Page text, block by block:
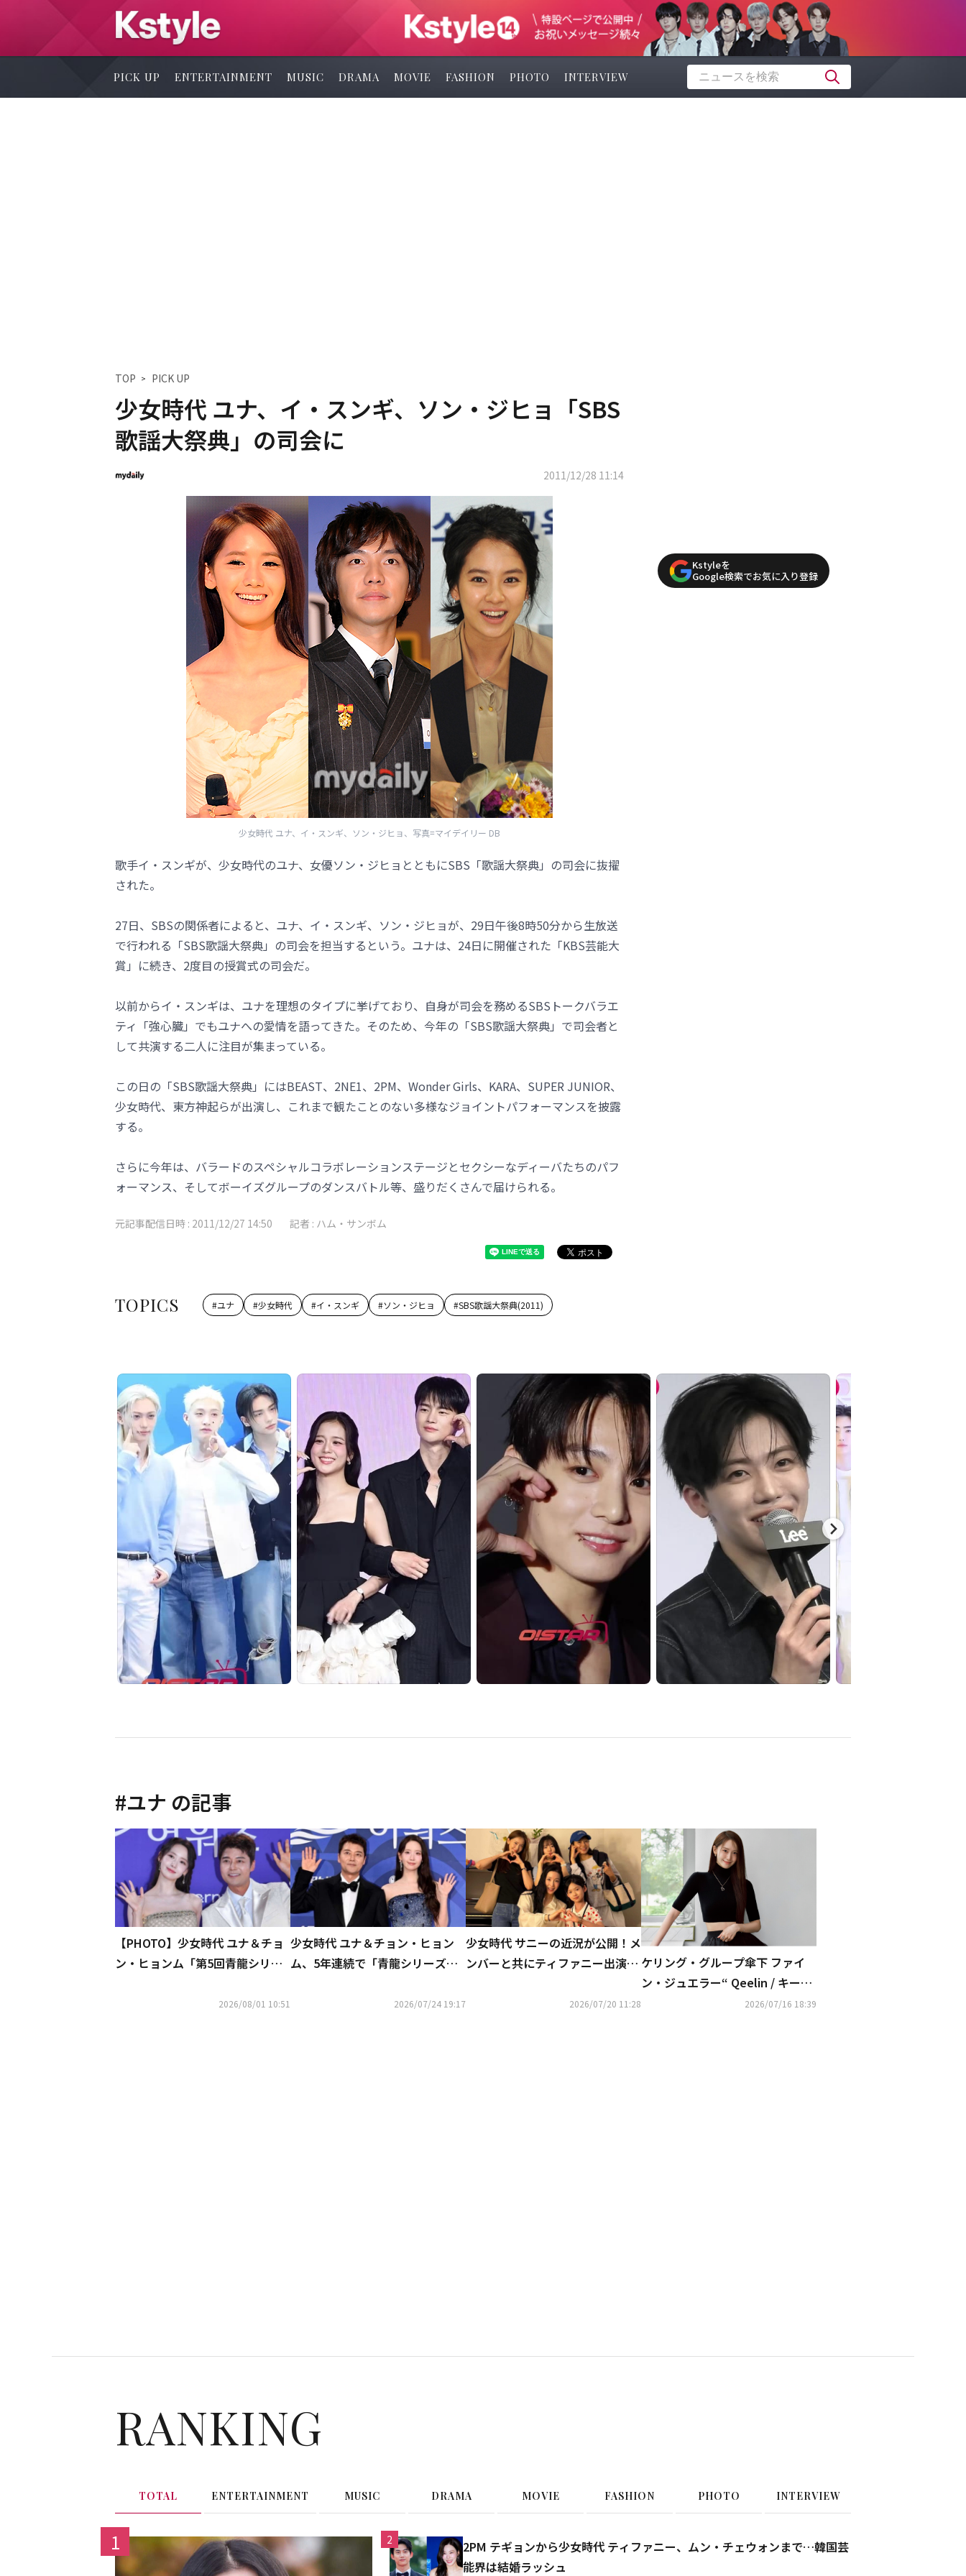
PICK UP ENTERTAINMENT MUSIC DRAMA MOVIE FASHION PHOTO INTERVIEW
TOP PICK UP
少女時代 ユナ、イ・スンギ、ソン・ジヒョ「SBS
歌謡大祭典」の司会に
2011/12/28 11:14
少女時代 ユナ、イ・スンギ、ソン・ジヒョ、写真=マイデイリー DB
歌手イ・スンギが、少女時代のユナ、女優ソン・ジヒョとともにSBS「歌謡大祭典」の司会に抜擢
された。
27日、SBSの関係者によると、ユナ、イ・スンギ、ソン・ジヒョが、29日午後8時50分から生放送
で行われる「SBS歌謡大祭典」の司会を担当するという。ユナは、24日に開催された「KBS芸能大
賞」に続き、2度目の授賞式の司会だ。
以前からイ・スンギは、ユナを理想のタイプに挙げており、自身が司会を務めるSBSトークバラエ
ティ「強心臓」でもユナへの愛情を語ってきた。そのため、今年の「SBS歌謡大祭典」で司会者と
して共演する二人に注目が集まっている。
この日の「SBS歌謡大祭典」にはBEAST、2NE1、2PM、Wonder Girls、KARA、SUPER JUNIOR、
少女時代、東方神起らが出演し、これまで観たことのない多様なジョイントパフォーマンスを披露
する。
さらに今年は、バラードのスペシャルコラボレーションステージとセクシーなディーバたちのパフ
ォーマンス、そしてボーイズグループのダンスバトル等、盛りだくさんで届けられる。
元記事配信日時 : 2011/12/27 14:50 記者 : ハム・サンボム
TOPICS #ユナ #少女時代 #イ・スンギ #ソン・ジヒョ #SBS歌謡大祭典(2011)
Kstyleを
Google検索でお気に入り登録
#ユナ の記事
【PHOTO】少女時代 ユナ＆チョ
ン・ヒョンム「第5回青龍シリー
2026/08/01 10:51
少女時代 ユナ＆チョン・ヒョン
ム、5年連続で「青龍シリーズア
2026/07/24 19:17
少女時代 サニーの近況が公開！メ
ンバーと共にティファニー出演の
2026/07/20 11:28
ケリング・グループ傘下 ファイ
ン・ジュエラー“ Qeelin / キーリ
ン ” グローバル ブランド アンバ
2026/07/16 18:39
RANKING
TOTAL ENTERTAINMENT MUSIC DRAMA MOVIE FASHION PHOTO INTERVIEW
1 2
2PM テギョンから少女時代 ティファニー、ムン・チェウォンまで…韓国芸
能界は結婚ラッシュ